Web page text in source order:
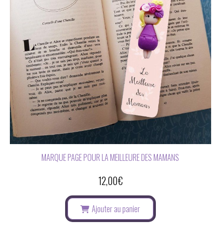
MARQUE PAGE POUR LA MEILLEURE DES MAMANS
12,00€
Ajouter au panier